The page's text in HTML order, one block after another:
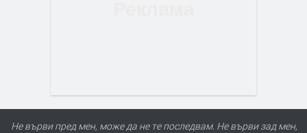
Не върви пред мен, може да не те последвам. Не върви зад мен,